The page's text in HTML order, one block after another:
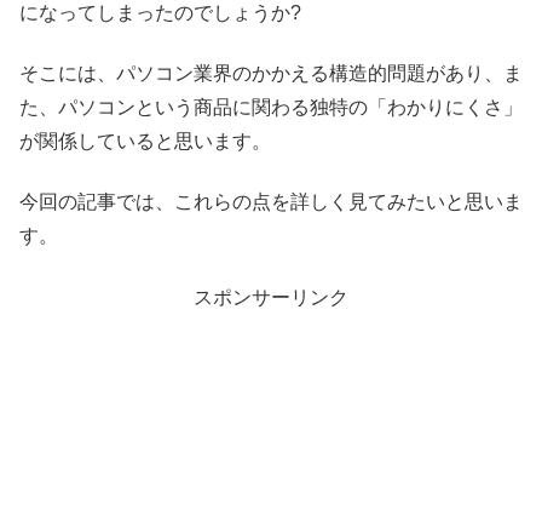
になってしまったのでしょうか?
そこには、パソコン業界のかかえる構造的問題があり、ま
た、パソコンという商品に関わる独特の「わかりにくさ」
が関係していると思います。
今回の記事では、これらの点を詳しく見てみたいと思いま
す。
スポンサーリンク